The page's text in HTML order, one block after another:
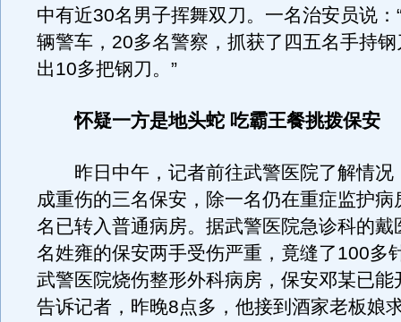
中有近30名男子挥舞双刀。一名治安员说：
辆警车，20多名警察，抓获了四五名手持
出10多把钢刀。”
怀疑一方是地头蛇 吃霸王餐挑拨保安
昨日中午，记者前往武警医院了解情况
成重伤的三名保安，除一名仍在重症监护病
名已转入普通病房。据武警医院急诊科的戴
名姓雍的保安两手受伤严重，竟缝了100多
武警医院烧伤整形外科病房，保安邓某已能
告诉记者，昨晚8点多，他接到酒家老板娘